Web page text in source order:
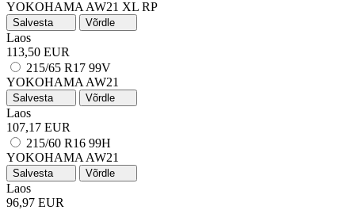
YOKOHAMA AW21 XL RP
Salvesta Võrdle
Laos
113,50 EUR
215/65 R17 99V
YOKOHAMA AW21
Salvesta Võrdle
Laos
107,17 EUR
215/60 R16 99H
YOKOHAMA AW21
Salvesta Võrdle
Laos
96,97 EUR